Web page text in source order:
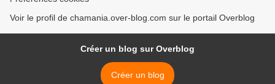
Voir le profil de chamania.over-blog.com sur le portail Overblog
Créer un blog sur Overblog
Créer un blog